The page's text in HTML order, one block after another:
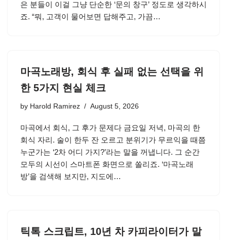
은 분들이 이걸 그냥 단순한 ‘문의 창구’ 정도로 생각하시
죠. “뭐, 고객이 물어보면 답해주고, 가끔…
마곡노래방, 회식 후 실패 없는 선택을 위
한 5가지 현실 체크
by Harold Ramirez August 5, 2026
마곡에서 회식, 그 후가 문제다 금요일 저녁, 마곡의 한
회식 자리. 술이 한두 잔 오르고 분위기가 무르익을 때쯤
누군가는 ‘2차 어디 가지?’라는 말을 꺼냅니다. 그 순간
모두의 시선이 스마트폰 화면으로 쏠리죠. ‘마곡노래
방’을 검색해 보지만, 지도에…
틱톡 스크립트, 10년 차 카피라이터가 말